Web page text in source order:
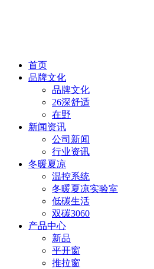
首页
品牌文化
品牌文化
26深舒适
在野
新闻资讯
公司新闻
行业资讯
冬暖夏凉
温控系统
冬暖夏凉实验室
低碳生活
双碳3060
产品中心
新品
平开窗
推拉窗